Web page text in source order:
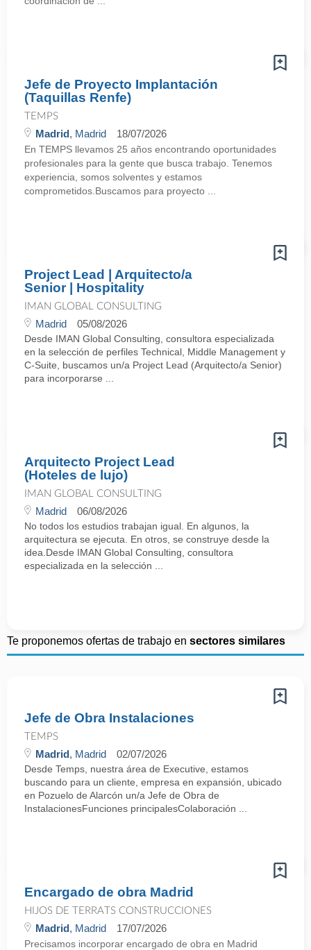
Jefe de Proyecto Implantación
(Taquillas Renfe)
TEMPS
Madrid, Madrid 18/07/2026
En TEMPS llevamos 25 años encontrando oportunidades
profesionales para la gente que busca trabajo. Tenemos
experiencia, somos solventes y estamos
comprometidos.Buscamos para proyecto ...
Project Lead | Arquitecto/a
Senior | Hospitality
IMAN GLOBAL CONSULTING
Madrid 05/08/2026
Desde IMAN Global Consulting, consultora especializada
en la selección de perfiles Technical, Middle Management y
C-Suite, buscamos un/a Project Lead (Arquitecto/a Senior)
para incorporarse ...
Arquitecto Project Lead
(Hoteles de lujo)
IMAN GLOBAL CONSULTING
Madrid 06/08/2026
No todos los estudios trabajan igual. En algunos, la
arquitectura se ejecuta. En otros, se construye desde la
idea.Desde IMAN Global Consulting, consultora
especializada en la selección ...
Te proponemos ofertas de trabajo en sectores similares
Jefe de Obra Instalaciones
TEMPS
Madrid, Madrid 02/07/2026
Desde Temps, nuestra área de Executive, estamos
buscando para un cliente, empresa en expansión, ubicado
en Pozuelo de Alarcón un/a Jefe de Obra de
InstalacionesFunciones principalesColaboración ...
Encargado de obra Madrid
HIJOS DE TERRATS CONSTRUCCIONES
Madrid, Madrid 17/07/2026
Precisamos incorporar encargado de obra en Madrid